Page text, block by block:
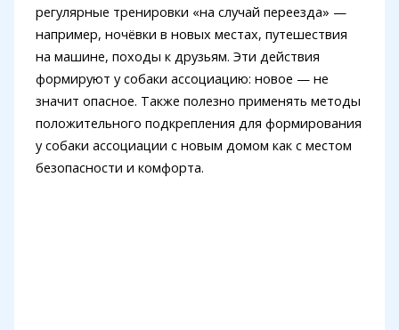
регулярные тренировки «на случай переезда» —
например, ночёвки в новых местах, путешествия
на машине, походы к друзьям. Эти действия
формируют у собаки ассоциацию: новое — не
значит опасное. Также полезно применять методы
положительного подкрепления для формирования
у собаки ассоциации с новым домом как с местом
безопасности и комфорта.